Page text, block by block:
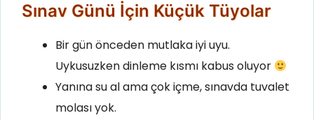
Sınav Günü İçin Küçük Tüyolar
Bir gün önceden mutlaka iyi uyu.
Uykusuzken dinleme kısmı kabus oluyor
Yanına su al ama çok içme, sınavda tuvalet
molası yok.